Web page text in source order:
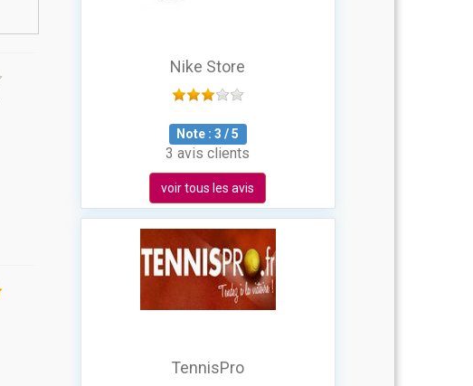
Nike Store
Note :3 /5
3 avis clients
voir tous les avis
TennisPro